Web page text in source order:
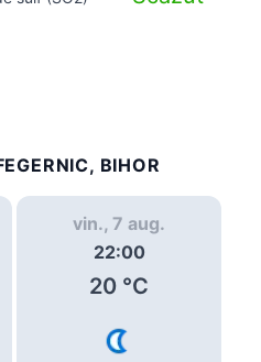
BIHOR
vin., 7 aug.
22:00
20 °C